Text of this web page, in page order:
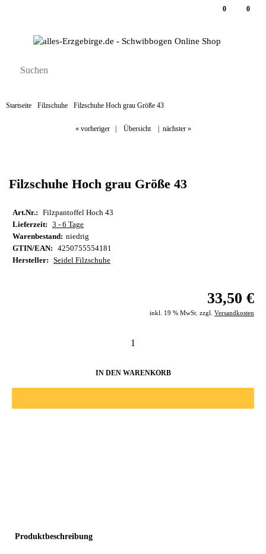
0
0
Startseite Filzschuhe Filzschuhe Hoch grau Größe 43
« vorheriger| Übersicht| nächster »
Filzschuhe Hoch grau Größe 43
Art.Nr.:
Filzpantoffel Hoch 43
Lieferzeit:
3 - 6 Tage
Warenbestand: niedrig
GTIN/EAN:
4250755554181
Hersteller:
Seidel Filzschuhe
33,50 €
inkl. 19 % MwSt. zzgl. Versandkosten
IN DEN WARENKORB
Produktbeschreibung